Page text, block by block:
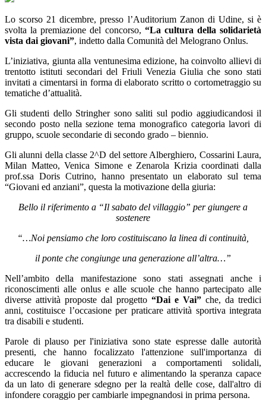
Lo scorso 21 dicembre, presso l’Auditorium Zanon di Udine, si è
svolta la premiazione del concorso, “La cultura della solidarietà
vista dai giovani”, indetto dalla Comunità del Melograno Onlus.
L’iniziativa, giunta alla ventunesima edizione, ha coinvolto allievi di
trentotto istituti secondari del Friuli Venezia Giulia che sono stati
invitati a cimentarsi in forma di elaborato scritto o cortometraggio su
tematiche d’attualità.
Gli studenti dello Stringher sono saliti sul podio aggiudicandosi il
secondo posto nella sezione tema monografico categoria lavori di
gruppo, scuole secondarie di secondo grado – biennio.
Gli alunni della classe 2^D del settore Alberghiero, Cossarini Laura,
Milan Matteo, Venica Simone e Zenarola Krizia coordinati dalla
prof.ssa Doris Cutrino, hanno presentato un elaborato sul tema
“Giovani ed anziani”, questa la motivazione della giuria:
Bello il riferimento a “Il sabato del villaggio” per giungere a
sostenere
“…Noi pensiamo che loro costituiscano la linea di continuità,
il ponte che congiunge una generazione all’altra…”
Nell’ambito della manifestazione sono stati assegnati anche i
riconoscimenti alle onlus e alle scuole che hanno partecipato alle
diverse attività proposte dal progetto “Dai e Vai” che, da tredici
anni, costituisce l’occasione per praticare attività sportiva integrata
tra disabili e studenti.
Parole di plauso per l'iniziativa sono state espresse dalle autorità
presenti, che hanno focalizzato l'attenzione sull'importanza di
educare le giovani generazioni a comportamenti solidali,
accrescendo la fiducia nel futuro e alimentando la speranza capace
da un lato di generare sdegno per la realtà delle cose, dall'altro di
infondere coraggio per cambiarle impegnandosi in prima persona.